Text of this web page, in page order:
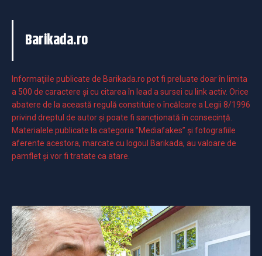
Barikada.ro
Informaţiile publicate de Barikada.ro pot fi preluate doar în limita
a 500 de caractere şi cu citarea în lead a sursei cu link activ. Orice
abatere de la această regulă constituie o încălcare a Legii 8/1996
privind dreptul de autor și poate fi sancționată în consecință.
Materialele publicate la categoria ”Mediafakes” și fotografiile
aferente acestora, marcate cu logoul Barikada, au valoare de
pamflet și vor fi tratate ca atare.